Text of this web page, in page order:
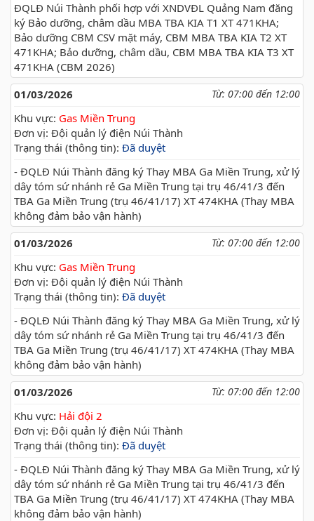
ĐQLĐ Núi Thành phối hợp với XNDVĐL Quảng Nam đăng
ký Bảo dưỡng, châm dầu MBA TBA KIA T1 XT 471KHA;
Bảo dưỡng CBM CSV mặt máy, CBM MBA TBA KIA T2 XT
471KHA; Bảo dưỡng, châm dầu, CBM MBA TBA KIA T3 XT
471KHA (CBM 2026)
01/03/2026
Từ: 07:00 đến 12:00
Khu vực: Gas Miền Trung
Đơn vị: Đội quản lý điện Núi Thành
Trạng thái (thông tin): Đã duyệt
- ĐQLĐ Núi Thành đăng ký Thay MBA Ga Miền Trung, xử lý
dây tóm sứ nhánh rẻ Ga Miền Trung tại trụ 46/41/3 đến
TBA Ga Miền Trung (trụ 46/41/17) XT 474KHA (Thay MBA
không đảm bảo vận hành)
01/03/2026
Từ: 07:00 đến 12:00
Khu vực: Gas Miền Trung
Đơn vị: Đội quản lý điện Núi Thành
Trạng thái (thông tin): Đã duyệt
- ĐQLĐ Núi Thành đăng ký Thay MBA Ga Miền Trung, xử lý
dây tóm sứ nhánh rẻ Ga Miền Trung tại trụ 46/41/3 đến
TBA Ga Miền Trung (trụ 46/41/17) XT 474KHA (Thay MBA
không đảm bảo vận hành)
01/03/2026
Từ: 07:00 đến 12:00
Khu vực: Hải đội 2
Đơn vị: Đội quản lý điện Núi Thành
Trạng thái (thông tin): Đã duyệt
- ĐQLĐ Núi Thành đăng ký Thay MBA Ga Miền Trung, xử lý
dây tóm sứ nhánh rẻ Ga Miền Trung tại trụ 46/41/3 đến
TBA Ga Miền Trung (trụ 46/41/17) XT 474KHA (Thay MBA
không đảm bảo vận hành)